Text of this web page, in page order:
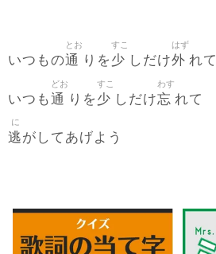
いつもの通
とお
りを少
すこ
しだけ外
はず
れて
いつも通
どお
りを少
すこ
しだけ忘
わす
れて
逃
に
がしてあげよう